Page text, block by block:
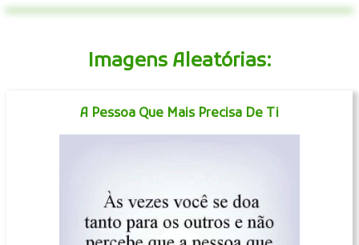
Imagens Aleatórias:
A Pessoa Que Mais Precisa De Ti